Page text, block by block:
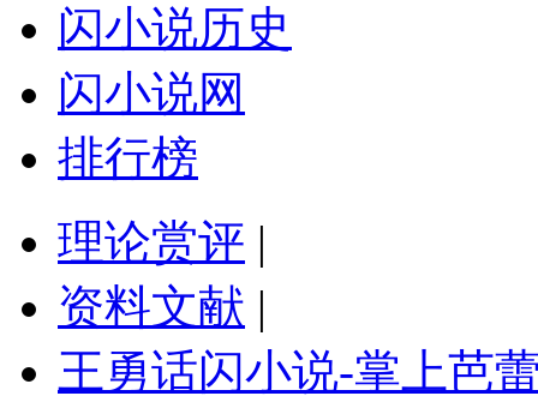
闪小说历史
闪小说网
排行榜
理论赏评 |
资料文献 |
王勇话闪小说-掌上芭